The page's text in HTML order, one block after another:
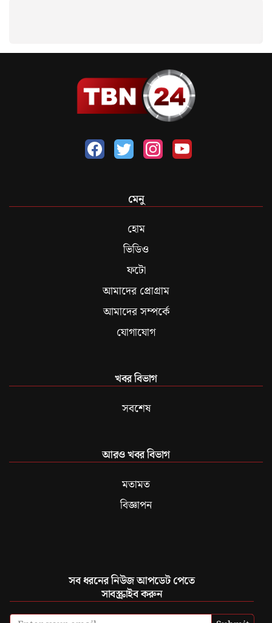
মেনু
হোম
ভিডিও
ফটো
আমাদের প্রোগ্রাম
আমাদের সম্পর্কে
যোগাযোগ
খবর বিভাগ
সবশেষ
আরও খবর বিভাগ
মতামত
বিজ্ঞাপন
সব ধরনের নিউজ আপডেট পেতে
সাবস্ক্রাইব করুন